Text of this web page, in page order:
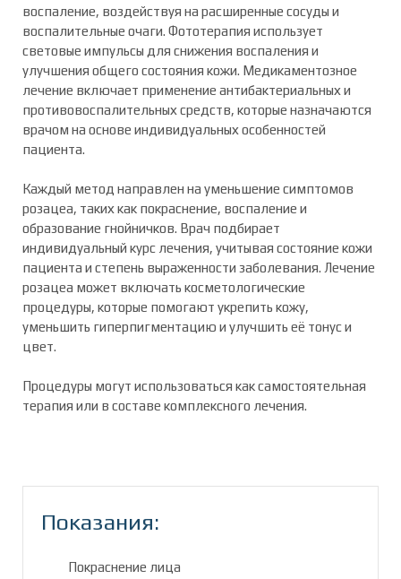
воспаление, воздействуя на расширенные сосуды и
воспалительные очаги. Фототерапия использует
световые импульсы для снижения воспаления и
улучшения общего состояния кожи. Медикаментозное
лечение включает применение антибактериальных и
противовоспалительных средств, которые назначаются
врачом на основе индивидуальных особенностей
пациента.
Каждый метод направлен на уменьшение симптомов
розацеа, таких как покраснение, воспаление и
образование гнойничков. Врач подбирает
индивидуальный курс лечения, учитывая состояние кожи
пациента и степень выраженности заболевания. Лечение
розацеа может включать косметологические
процедуры, которые помогают укрепить кожу,
уменьшить гиперпигментацию и улучшить её тонус и
цвет.
Процедуры могут использоваться как самостоятельная
терапия или в составе комплексного лечения.
Показания:
Покраснение лица